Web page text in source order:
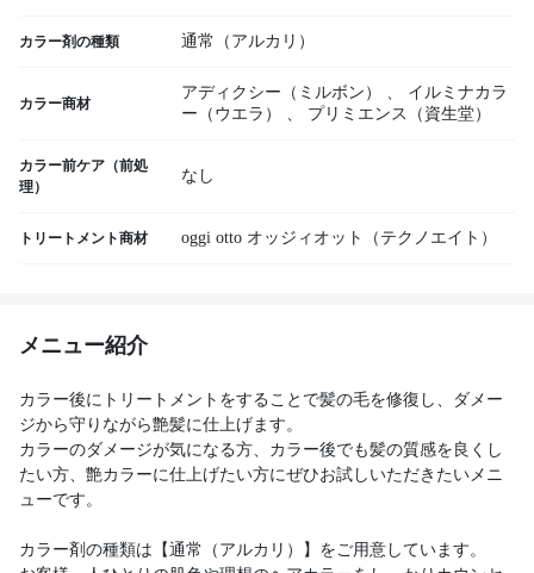
カラー剤の種類 通常（アルカリ）
カラー商材
アディクシー（ミルボン） 、
イルミナカラ
ー（ウエラ）
、 プリミエンス（資生堂）
カラー前ケア（前処
理）
なし
トリートメント商材 oggi otto オッジィオット（テクノエイト）
メニュー紹介
カラー後にトリートメントをすることで髪の毛を修復し、ダメー
ジから守りながら艶髪に仕上げます。
カラーのダメージが気になる方、カラー後でも髪の質感を良くし
たい方、艶カラーに仕上げたい方にぜひお試しいただきたいメニ
ューです。
カラー剤の種類は【通常（アルカリ）】をご用意しています。